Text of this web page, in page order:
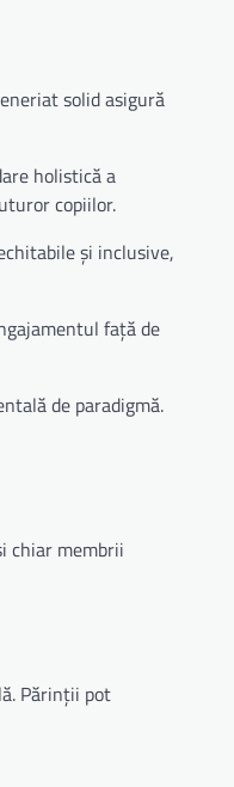
solid asigură
holistică a
copiilor.
și inclusive,
față de
de paradigmă.
chiar membrii
Părinții pot